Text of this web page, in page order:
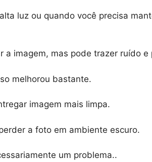
luz ou quando você precisa
a imagem, mas pode trazer ruído
melhorou bastante.
imagem mais limpa.
a foto em ambiente escuro.
um problema..